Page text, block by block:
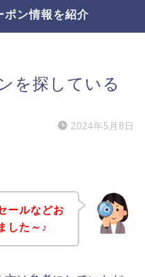
ポン情報を紹介
を探している
2024年5月8日
ールなどお
した～♪